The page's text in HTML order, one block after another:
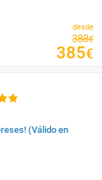
desde
388€
385€
(Válido en